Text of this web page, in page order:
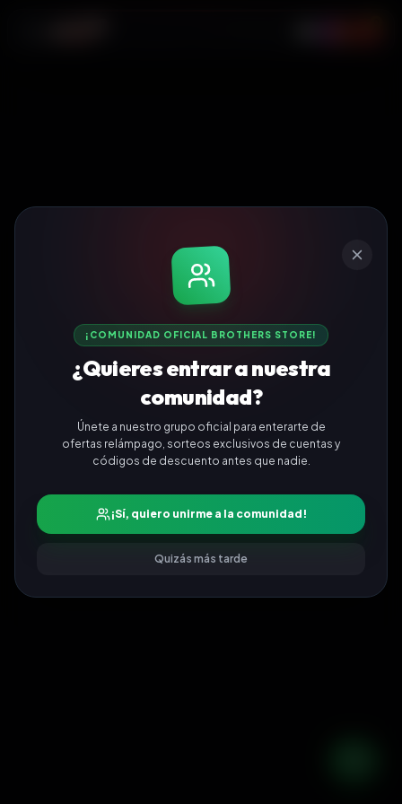
¡COMUNIDAD OFICIAL BROTHERS STORE!
¿Quieres entrar a nuestra
comunidad?
Únete a nuestro grupo oficial para enterarte de
ofertas relámpago, sorteos exclusivos de cuentas y
códigos de descuento antes que nadie.
¡Sí, quiero unirme a la comunidad!
Quizás más tarde